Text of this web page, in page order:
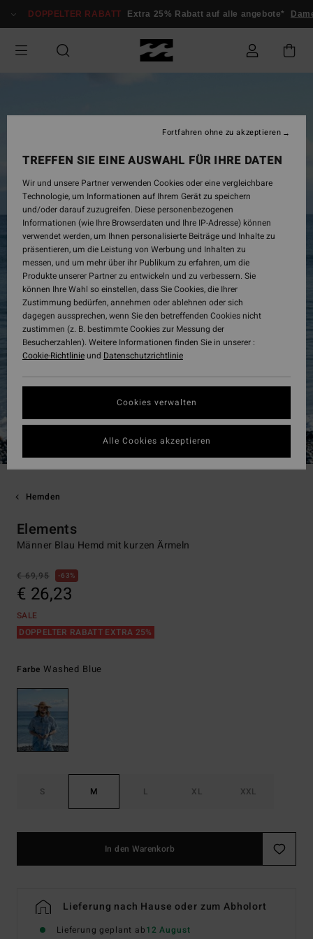
zur
springen
DOPPELTER RABATT Extra 25% Rabatt auf alle angebote*
Hemden
Elements
Männer Blau Hemd mit kurzen Ärmeln
€ 69,95 63%
€ 26,23
SALE
DOPPELTER RABATT EXTRA 25%
FarbeWashed Blue
S M L XL XXL
In den Warenkorb
Lieferung nach Hause oder zum Abholort
Lieferung geplant ab12 August
TREFFEN SIE EINE AUSWAHL FÜR IHRE DATEN
Wir und unsere Partner verwenden Cookies oder eine vergleichbare
Technologie, um Informationen auf Ihrem Gerät zu speichern
und/oder darauf zuzugreifen. Diese personenbezogenen
Informationen (wie Ihre Browserdaten und Ihre IP-Adresse) können
verwendet werden, um Ihnen personalisierte Beiträge und Inhalte zu
präsentieren, um die Leistung von Werbung und Inhalten zu
messen, und um mehr über ihr Publikum zu erfahren, um die
Produkte unserer Partner zu entwickeln und zu verbessern. Sie
können Ihre Wahl so einstellen, dass Sie Cookies, die Ihrer
Zustimmung bedürfen, annehmen oder ablehnen oder sich
dagegen aussprechen, wenn Sie den betreffenden Cookies nicht
zustimmen (z. B. bestimmte Cookies zur Messung der
Besucherzahlen). Weitere Informationen finden Sie in unserer :
Cookie-Richtlinieund Datenschutzrichtlinie
Cookies verwalten
Fortfahren ohne zu akzeptieren
Alle Cookies akzeptieren